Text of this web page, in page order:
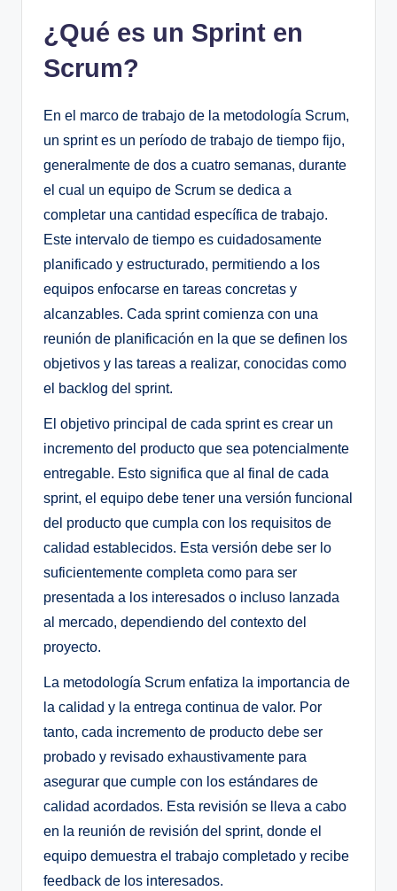
¿Qué es un Sprint en
Scrum?
En el marco de trabajo de la metodología Scrum,
un sprint es un período de trabajo de tiempo fijo,
generalmente de dos a cuatro semanas, durante
el cual un equipo de Scrum se dedica a
completar una cantidad específica de trabajo.
Este intervalo de tiempo es cuidadosamente
planificado y estructurado, permitiendo a los
equipos enfocarse en tareas concretas y
alcanzables. Cada sprint comienza con una
reunión de planificación en la que se definen los
objetivos y las tareas a realizar, conocidas como
el backlog del sprint.
El objetivo principal de cada sprint es crear un
incremento del producto que sea potencialmente
entregable. Esto significa que al final de cada
sprint, el equipo debe tener una versión funcional
del producto que cumpla con los requisitos de
calidad establecidos. Esta versión debe ser lo
suficientemente completa como para ser
presentada a los interesados o incluso lanzada
al mercado, dependiendo del contexto del
proyecto.
La metodología Scrum enfatiza la importancia de
la calidad y la entrega continua de valor. Por
tanto, cada incremento de producto debe ser
probado y revisado exhaustivamente para
asegurar que cumple con los estándares de
calidad acordados. Esta revisión se lleva a cabo
en la reunión de revisión del sprint, donde el
equipo demuestra el trabajo completado y recibe
feedback de los interesados.